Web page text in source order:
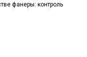
фанеры: контроль